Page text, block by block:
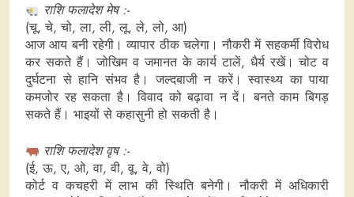
राशि फलादेश मेष :-
(चू, चे, चो, ला, ली, लू, ले, लो, आ)
आज आय बनी रहेगी। व्यापार ठीक चलेगा। नौकरी में सहकर्मी विरोध
कर सकते हैं। जोखिम व जमानत के कार्य टालें, धैर्य रखें। चोट व
दुर्घटना से हानि संभव है। जल्दबाजी न करें। स्वास्थ्य का पाया
कमजोर रह सकता है। विवाद को बढ़ावा न दें। बनते काम बिगड़
सकते हैं। भाइयों से कहासुनी हो सकती है।
राशि फलादेश वृष :-
(ई, ऊ, ए, ओ, वा, वी, वू, वे, वो)
कोर्ट व कचहरी में लाभ की स्थिति बनेगी। नौकरी में अधिकारी